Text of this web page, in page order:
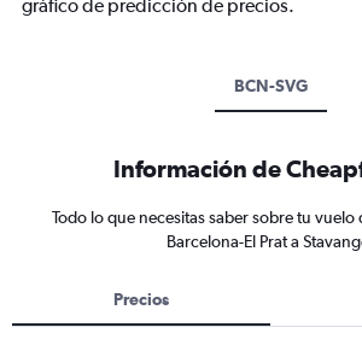
gráfico de predicción de precios.
BCN-SVG
Información de
Todo lo que necesitas saber sobre tu
Barcelona-El Prat a
Precios